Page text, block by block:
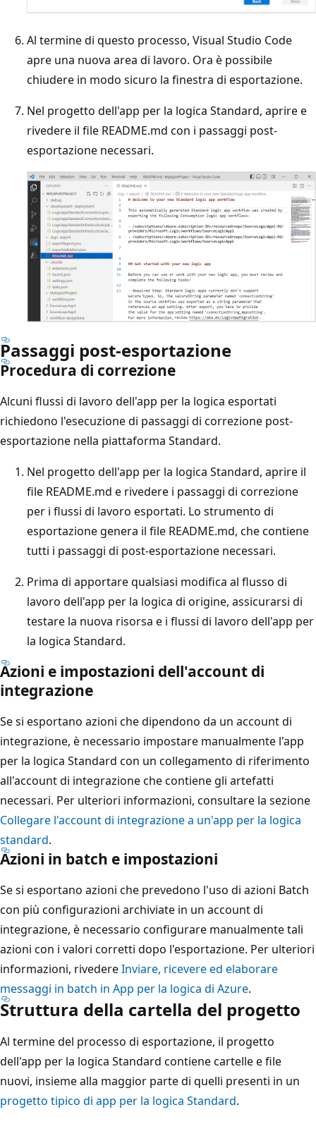
Al termine di questo processo, Visual Studio Code
apre una nuova area di lavoro. Ora è possibile
chiudere in modo sicuro la finestra di esportazione.
Nel progetto dell'app per la logica Standard, aprire e
rivedere il file README.md con i passaggi post-
esportazione necessari.
Passaggi post-esportazione
Procedura di correzione
Alcuni flussi di lavoro dell'app per la logica esportati
richiedono l'esecuzione di passaggi di correzione post-
esportazione nella piattaforma Standard.
Nel progetto dell'app per la logica Standard, aprire il
file README.md e rivedere i passaggi di correzione
per i flussi di lavoro esportati. Lo strumento di
esportazione genera il file README.md, che contiene
tutti i passaggi di post-esportazione necessari.
Prima di apportare qualsiasi modifica al flusso di
lavoro dell'app per la logica di origine, assicurarsi di
testare la nuova risorsa e i flussi di lavoro dell'app per
la logica Standard.
Azioni e impostazioni dell'account di
integrazione
Se si esportano azioni che dipendono da un account di
integrazione, è necessario impostare manualmente l'app
per la logica Standard con un collegamento di riferimento
all'account di integrazione che contiene gli artefatti
necessari. Per ulteriori informazioni, consultare la sezione
Collegare l'account di integrazione a un'app per la logica
standard.
Azioni in batch e impostazioni
Se si esportano azioni che prevedono l'uso di azioni Batch
con più configurazioni archiviate in un account di
integrazione, è necessario configurare manualmente tali
azioni con i valori corretti dopo l'esportazione. Per ulteriori
informazioni, rivedereInviare, ricevere ed elaborare
messaggi in batch in App per la logica di Azure.
Struttura della cartella del progetto
Al termine del processo di esportazione, il progetto
dell'app per la logica Standard contiene cartelle e file
nuovi, insieme alla maggior parte di quelli presenti in un
progetto tipico di app per la logica Standard.